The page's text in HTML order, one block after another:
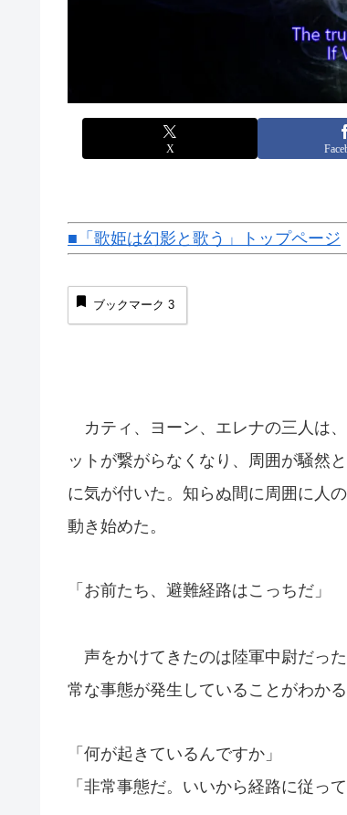
X
■「歌姫は幻影と歌う」トップページ
ブックマーク 3
カティ、ヨーン、エレナの三人は
ットが繋がらなくなり、周囲が騒然
に気が付いた。知らぬ間に周囲に人
動き始めた。
「お前たち、避難経路はこっちだ」
声をかけてきたのは陸軍中尉だっ
常な事態が発生していることがわかる
「何が起きているんですか」
「非常事態だ。いいから経路に従って